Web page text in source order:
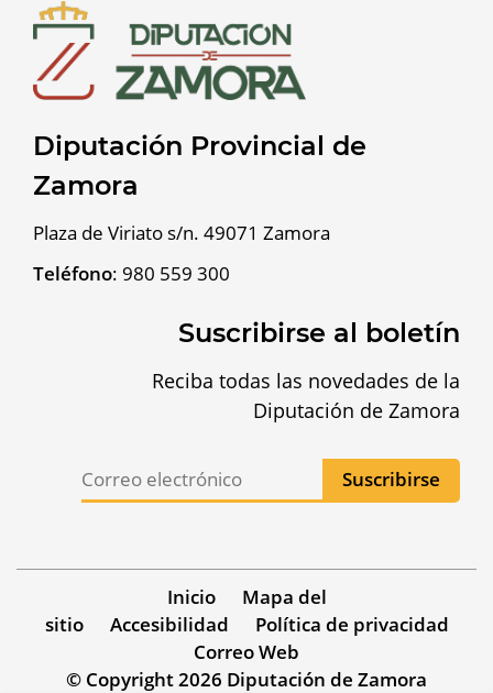
Diputación Provincial de
Zamora
Plaza de Viriato s/n. 49071 Zamora
Teléfono: 980 559 300
Suscribirse al boletín
Reciba todas las novedades de la
Diputación de Zamora
Inicio
Mapa del
sitio
Accesibilidad
Política de privacidad
Correo Web
© Copyright 2026 Diputación de Zamora